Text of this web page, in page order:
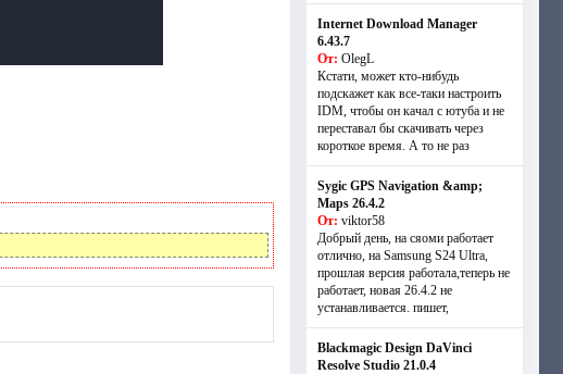
Internet Download Manager
6.43.7
От: OlegL
Кстати, может кто-нибудь
подскажет как все-таки настроить
IDM, чтобы он качал с ютуба и не
переставал бы скачивать через
короткое время. А то не раз
Sygic GPS Navigation &amp;
Maps 26.4.2
От: viktor58
Добрый день, на сяоми работает
отлично, на Samsung S24 Ultra,
прошлая версия работала,теперь не
работает, новая 26.4.2 не
устанавливается. пишет,
Blackmagic Design DaVinci
Resolve Studio 21.0.4